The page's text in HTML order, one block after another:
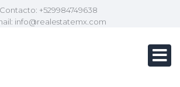
Contacto: +529984749638
info@realestatemx.com